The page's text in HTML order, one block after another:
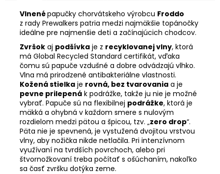
Vlnenépapučky chorvátskeho výrobcu Froddo
z rady Prewalkers patria medzi najmäkšie topánočky
ideálne pre najmenšie deti a začínajúcich chodcov.
Zvršok aj podšívka je z recyklovanej vlny, ktorá
má Global Recycled Standard certifikát, vďaka
čomu sú papuče vzdušné a dobre odvádzajú vlhko.
Vlna má prirodzené antibakteriálne vlastnosti.
Kožená stielka je rovná, bez tvarovania a je
pevne prilepená k podrážke, takže ju nie je možné
vybrať. Papuče sú na flexibilnej podrážke, ktorá je
mäkká a ohybná v každom smere s nulovým
rozdielom medzi pätou a špicou, tzv. „zero drop“.
Päta nie je spevnená, je vystužená dvojitou vrstvou
vlny, aby nožička nikde netlačila. Pri intenzívnom
využívaní na tvrdších povrchoch, alebo pri
štvornožkovaní treba počítať s ošúchaním, nakoľko
sa časť zvršku dotýka zeme.